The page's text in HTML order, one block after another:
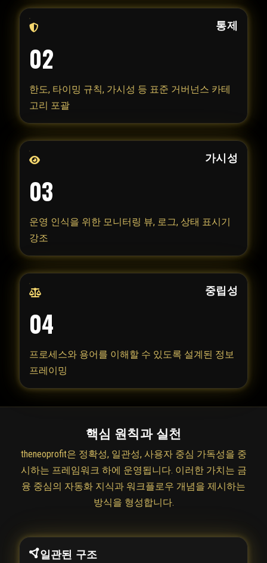
통제
02
한도, 타이밍 규칙, 가시성 등 표준 거버넌스 카테
고리 포괄
가시성
03
운영 인식을 위한 모니터링 뷰, 로그, 상태 표시기
강조
중립성
04
프로세스와 용어를 이해할 수 있도록 설계된 정보
프레이밍
핵심 원칙과 실천
theneoprofit은 정확성, 일관성, 사용자 중심 가독성을 중
시하는 프레임워크 하에 운영됩니다. 이러한 가치는 금
융 중심의 자동화 지식과 워크플로우 개념을 제시하는
방식을 형성합니다.
일관된 구조